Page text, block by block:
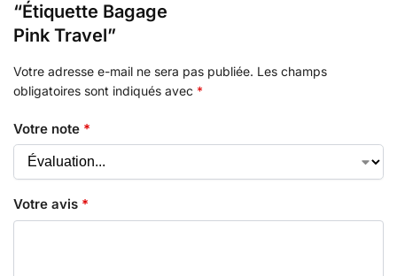
“Étiquette Bagage
Pink Travel”
Votre adresse e-mail ne sera pas publiée. Les champs
obligatoires sont indiqués avec *
Votre note *
Votre avis *